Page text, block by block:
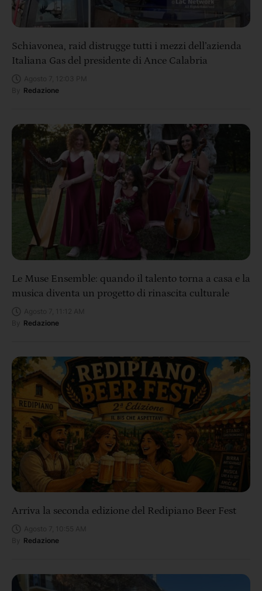
Schiavonea, raid distrugge tutti i mezzi dell’azienda
Italiana Gas del presidente di Ance Calabria
Redazione
Le Muse Ensemble: quando il talento torna a casa e la
musica diventa un progetto di rinascita culturale
Redazione
Arriva la seconda edizione del Redipiano Beer Fest
Redazione